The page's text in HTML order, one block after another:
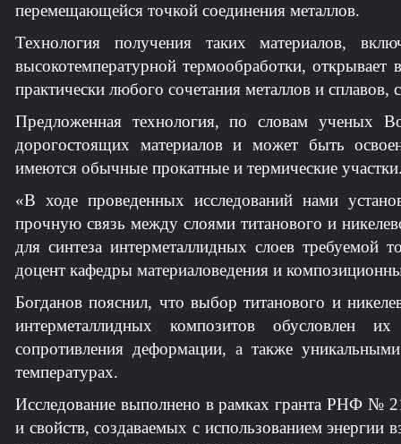
перемещающейся точкой соединения металлов.
Технология получения таких материалов,
высокотемпературной термообработки,
практически любого сочетания металлов и
Предложенная технология, по словам ученых
дорогостоящих материалов и может быть
имеются обычные прокатные и термические
«В ходе проведенных исследований нами
прочную связь между слоями титанового и
для синтеза интерметаллидных слоев
доцент кафедры материаловедения и
Богданов пояснил, что выбор титанового и
интерметаллидных композитов обусловлен
сопротивления деформации, а также
температурах.
Исследование выполнено в рамках гранта РНФ №
и свойств, создаваемых с использованием